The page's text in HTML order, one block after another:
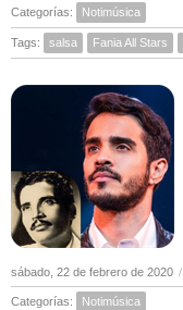
Categorías: Notimúsica
Tags: salsa Fania All Stars
sábado, 22 de febrero de 2020 /
Categorías: Notimúsica